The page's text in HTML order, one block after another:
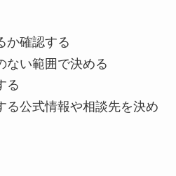
か確認する
ない範囲で決める
る
る公式情報や相談先を決め